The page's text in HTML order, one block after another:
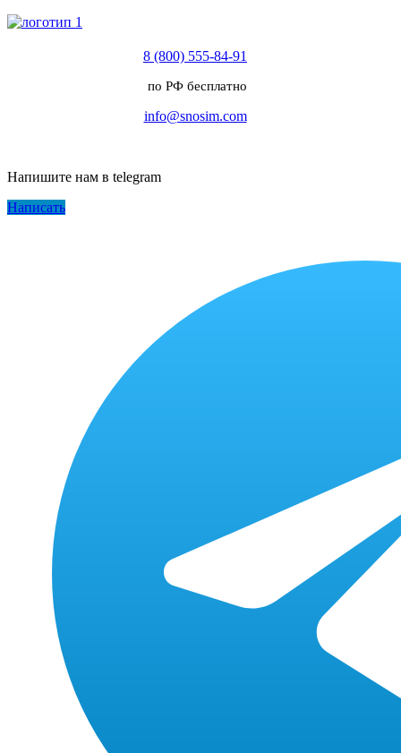
8 (800) 555-84-91
по РФ бесплатно
info@snosim.com
Напишите нам в telegram
Написать